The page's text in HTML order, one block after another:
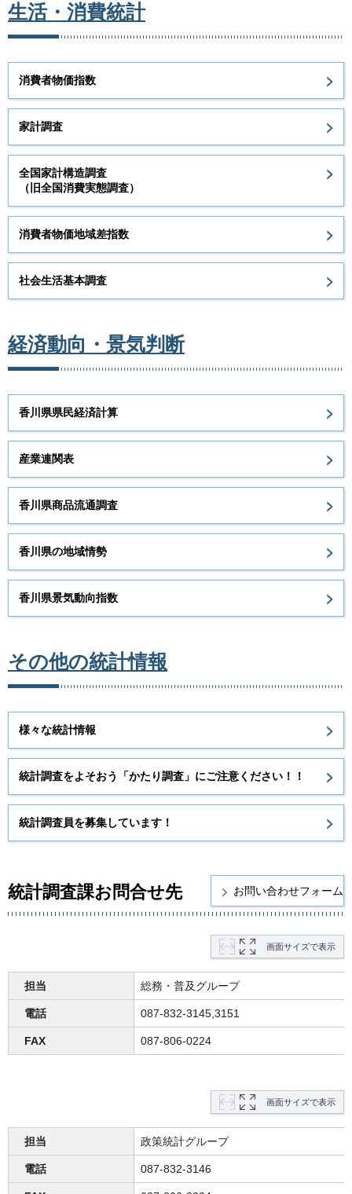
生活・消費統計
消費者物価指数
家計調査
全国家計構造調査
（旧全国消費実態調査）
消費者物価地域差指数
社会生活基本調査
経済動向・景気判断
香川県県民経済計算
産業連関表
香川県商品流通調査
香川県の地域情勢
香川県景気動向指数
その他の統計情報
様々な統計情報
統計調査をよそおう「かたり調査」にご注意ください！！
統計調査員を募集しています！
統計調査課お問合せ先
画面サイズで表示
担当 総務・普及グループ
電話 087-832-3145,3151
FAX 087-806-0224
画面サイズで表示
担当 政策統計グループ
電話 087-832-3146